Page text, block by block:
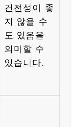
건전성이 좋
지 않을 수
도 있음을
의미할 수
있습니다.